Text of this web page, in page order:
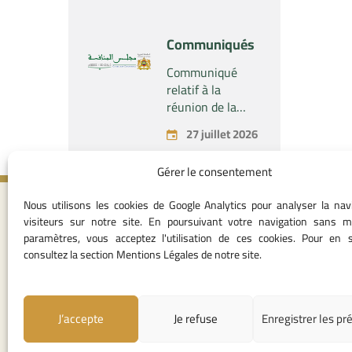
Gérer le consentement
Nous utilisons les cookies de Google Analytics pour analyser la
visiteurs sur notre site. En poursuivant votre navigation sans
paramètres, vous acceptez l'utilisation de ces cookies. Pour en
consultez la section Mentions Légales de notre site.
J’accepte Je refuse Enregistrer les
concernant la
prise par la
société « Fives
SAS » du
contrôle exclusif
de la société «
Aries Industries
Communiqués
Communiqué
relatif à la
réunion de la
Commission
Permanente du
Concurrence –
juillet 2026
27 juillet 2026
Contact
05 37 75 28 10
Angle avenue
Mohamed Al